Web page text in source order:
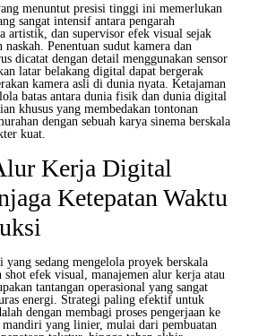
menuntut presisi tinggi ini memerlukan
sangat intensif antara pengarah
artistik, dan supervisor efek visual sejak
naskah. Penentuan sudut kamera dan
dicatat dengan detail menggunakan sensor
latar belakang digital dapat bergerak
kamera asli di dunia nyata. Ketajaman
batas antara dunia fisik dan dunia digital
khusus yang membedakan tontonan
dengan sebuah karya sinema berskala
kuat.
Kerja Digital
Ketepatan Waktu
sedang mengelola proyek berskala
shot efek visual, manajemen alur kerja atau
tantangan operasional yang sangat
energi. Strategi paling efektif untuk
dengan membagi proses pengerjaan ke
mandiri yang linier, mulai dari pembuatan